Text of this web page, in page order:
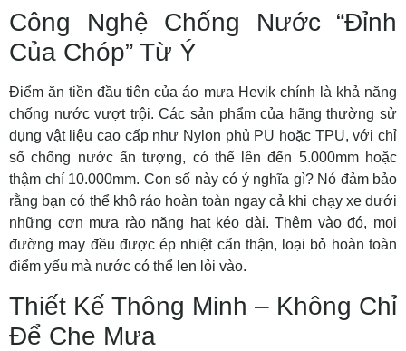
Công Nghệ Chống Nước “Đỉnh
Của Chóp” Từ Ý
Điểm ăn tiền đầu tiên của áo mưa Hevik chính là khả năng
chống nước vượt trội. Các sản phẩm của hãng thường sử
dụng vật liệu cao cấp như Nylon phủ PU hoặc TPU, với chỉ
số chống nước ấn tượng, có thể lên đến 5.000mm hoặc
thậm chí 10.000mm. Con số này có ý nghĩa gì? Nó đảm bảo
rằng bạn có thể khô ráo hoàn toàn ngay cả khi chạy xe dưới
những cơn mưa rào nặng hạt kéo dài. Thêm vào đó, mọi
đường may đều được ép nhiệt cẩn thận, loại bỏ hoàn toàn
điểm yếu mà nước có thể len lỏi vào.
Thiết Kế Thông Minh – Không Chỉ
Để Che Mưa